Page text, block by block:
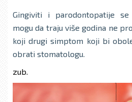
Gingiviti i parodontopatije
mogu da traju više godina ne
koji drugi simptom koji bi
obrati stomatologu.
zub.